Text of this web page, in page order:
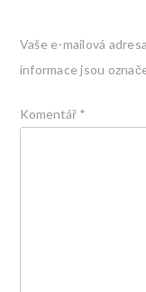
Vaše e-mailová
informace jsou
Komentář *